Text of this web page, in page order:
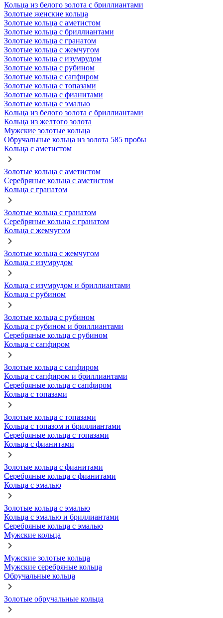
Кольца из белого золота с бриллиантами
Золотые женские кольца
Золотые кольца с аметистом
Золотые кольца с бриллиантами
Золотые кольца с гранатом
Золотые кольца с жемчугом
Золотые кольца с изумрудом
Золотые кольца с рубином
Золотые кольца с сапфиром
Золотые кольца с топазами
Золотые кольца с фианитами
Золотые кольца с эмалью
Кольца из белого золота с бриллиантами
Кольца из желтого золота
Мужские золотые кольца
Обручальные кольца из золота 585 пробы
Кольца с аметистом
Золотые кольца с аметистом
Серебряные кольца с аметистом
Кольца с гранатом
Золотые кольца с гранатом
Серебряные кольца с гранатом
Кольца с жемчугом
Золотые кольца с жемчугом
Кольца с изумрудом
Кольца с изумрудом и бриллиантами
Кольца с рубином
Золотые кольца с рубином
Кольца с рубином и бриллиантами
Серебряные кольца с рубином
Кольца с сапфиром
Золотые кольца с сапфиром
Кольца с сапфиром и бриллиантами
Серебряные кольца с сапфиром
Кольца с топазами
Золотые кольца с топазами
Кольца с топазом и бриллиантами
Серебряные кольца с топазами
Кольца с фианитами
Золотые кольца с фианитами
Серебряные кольца с фианитами
Кольца с эмалью
Золотые кольца с эмалью
Кольца с эмалью и бриллиантами
Серебряные кольца с эмалью
Мужские кольца
Мужские золотые кольца
Мужские серебряные кольца
Обручальные кольца
Золотые обручальные кольца